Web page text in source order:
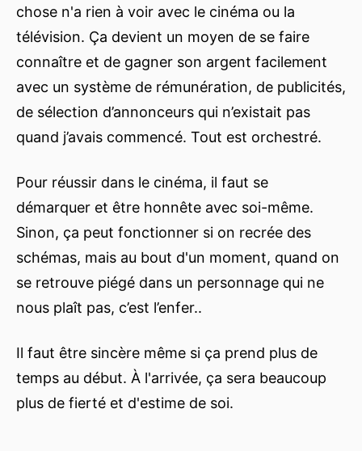
chose n'a rien à voir avec le cinéma ou la
télévision. Ça devient un moyen de se faire
connaître et de gagner son argent facilement
avec un système de rémunération, de publicités,
de sélection d’annonceurs qui n’existait pas
quand j’avais commencé. Tout est orchestré.
Pour réussir dans le cinéma, il faut se
démarquer et être honnête avec soi-même.
Sinon, ça peut fonctionner si on recrée des
schémas, mais au bout d'un moment, quand on
se retrouve piégé dans un personnage qui ne
nous plaît pas, c’est l’enfer..
Il faut être sincère même si ça prend plus de
temps au début. À l'arrivée, ça sera beaucoup
plus de fierté et d'estime de soi.